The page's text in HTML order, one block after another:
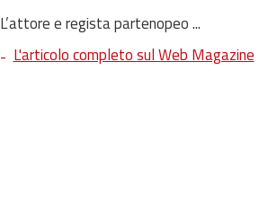
L’attore e regista partenopeo ...
L'articolo completo sul Web Magazine